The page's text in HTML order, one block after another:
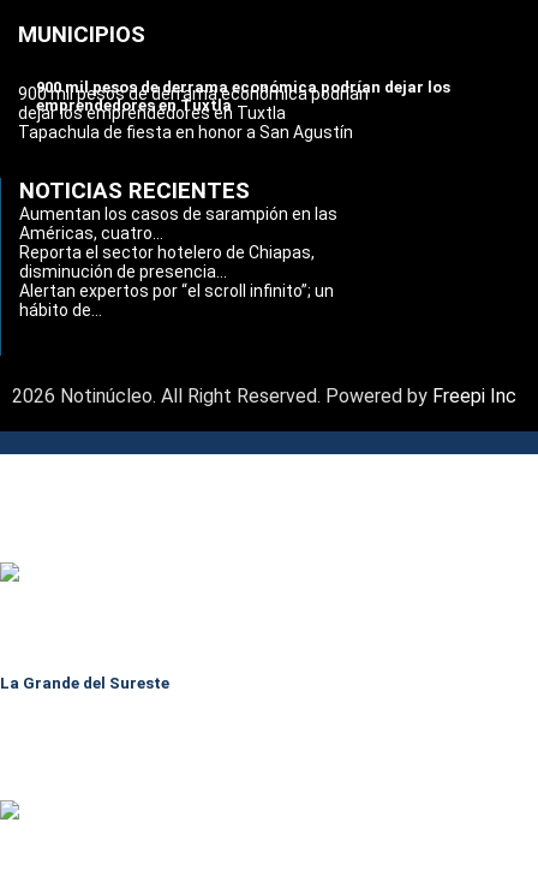
MUNICIPIOS
900 mil pesos de derrama económica podrían dejar los
emprendedores en Tuxtla
900 mil pesos de derrama económica podrían
dejar los emprendedores en Tuxtla
Tapachula de fiesta en honor a San Agustín
NOTICIAS RECIENTES
Aumentan los casos de sarampión en las
Américas, cuatro...
Reporta el sector hotelero de Chiapas,
disminución de presencia...
Alertan expertos por “el scroll infinito”; un
hábito de...
2026 Notinúcleo. All Right Reserved. Powered by Freepi Inc
La Grande del Sureste